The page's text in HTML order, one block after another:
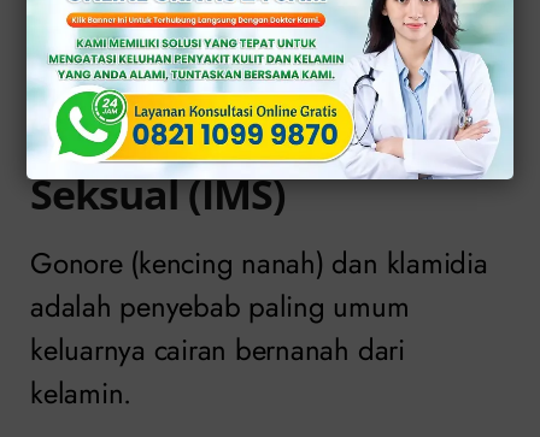
Beberapa kondisi medis yang dapat
menyebabkan keluhan ini antara lain:
1. Infeksi Menular
Seksual (IMS)
Gonore (kencing nanah) dan klamidia
adalah penyebab paling umum
keluarnya cairan bernanah dari
kelamin.